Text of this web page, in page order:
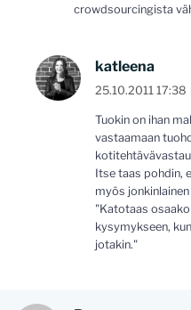
crowdsourcingista
katleena
25.10.2011 17:38
Tuokin on ihan
vastaamaan
Itse taas pohdin,
myös
"Katotaas
kysymykseen,
jotakin."